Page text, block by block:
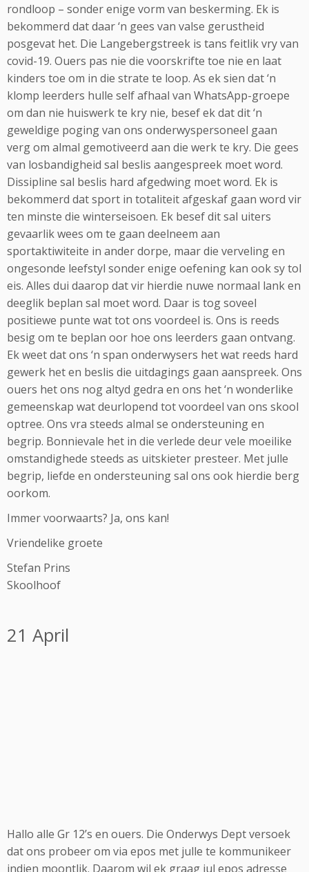
rondloop – sonder enige vorm van beskerming. Ek is
bekommerd dat daar ‘n gees van valse gerustheid
posgevat het. Die Langebergstreek is tans feitlik vry van
covid-19. Ouers pas nie die voorskrifte toe nie en laat
kinders toe om in die strate te loop. As ek sien dat ‘n
klomp leerders hulle self afhaal van WhatsApp-groepe
om dan nie huiswerk te kry nie, besef ek dat dit ‘n
geweldige poging van ons onderwyspersoneel gaan
verg om almal gemotiveerd aan die werk te kry. Die gees
van losbandigheid sal beslis aangespreek moet word.
Dissipline sal beslis hard afgedwing moet word. Ek is
bekommerd dat sport in totaliteit afgeskaf gaan word vir
ten minste die winterseisoen. Ek besef dit sal uiters
gevaarlik wees om te gaan deelneem aan
sportaktiwiteite in ander dorpe, maar die verveling en
ongesonde leefstyl sonder enige oefening kan ook sy tol
eis. Alles dui daarop dat vir hierdie nuwe normaal lank en
deeglik beplan sal moet word. Daar is tog soveel
positiewe punte wat tot ons voordeel is. Ons is reeds
besig om te beplan oor hoe ons leerders gaan ontvang.
Ek weet dat ons ‘n span onderwysers het wat reeds hard
gewerk het en beslis die uitdagings gaan aanspreek. Ons
ouers het ons nog altyd gedra en ons het ‘n wonderlike
gemeenskap wat deurlopend tot voordeel van ons skool
optree. Ons vra steeds almal se ondersteuning en
begrip. Bonnievale het in die verlede deur vele moeilike
omstandighede steeds as uitskieter presteer. Met julle
begrip, liefde en ondersteuning sal ons ook hierdie berg
oorkom.
Immer voorwaarts? Ja, ons kan!
Vriendelike groete
Stefan Prins
Skoolhoof
21 April
Hallo alle Gr 12’s en ouers. Die Onderwys Dept versoek
dat ons probeer om via epos met julle te kommunikeer
indien moontlik. Daarom wil ek graag jul epos adresse